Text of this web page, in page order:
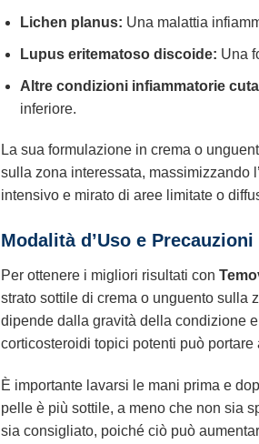
Lichen planus: Una malattia
Lupus eritematoso discoide: Una
Altre condizioni infiammatorie
inferiore.
La sua formulazione in crema o
sulla zona interessata, massimizzando
intensivo e mirato di aree limitate o
Modalità d’Uso e Precauzioni
Per ottenere i migliori risultati con
strato sottile di crema o unguento sulla
dipende dalla gravità della condizione
corticosteroidi topici potenti può
È importante lavarsi le mani prima e
pelle è più sottile, a meno che non sia
sia consigliato, poiché ciò può